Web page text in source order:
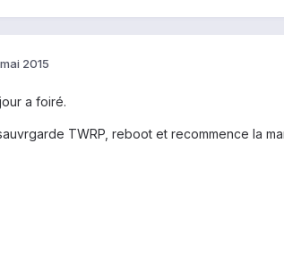
2015
a foiré.
TWRP, reboot et recommence la